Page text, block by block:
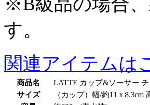
す。
関連アイテムは
商品名
LATTE カップ&ソーサー
サイズ
（カップ）幅/約11 x 8.3cm